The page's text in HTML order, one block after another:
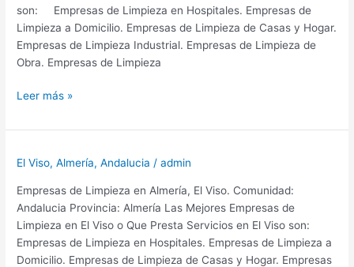
son: Empresas de Limpieza en Hospitales. Empresas de
Limpieza a Domicilio. Empresas de Limpieza de Casas y Hogar.
Empresas de Limpieza Industrial. Empresas de Limpieza de
Obra. Empresas de Limpieza
Empresas
Limpieza
Atochares
Leer más »
El Viso,Almería,Andalucia /admin
Empresas de Limpieza en Almería, El Viso. Comunidad:
Andalucia Provincia: Almería Las Mejores Empresas de
Limpieza en El Viso o Que Presta Servicios en El Viso son:
Empresas de Limpieza en Hospitales. Empresas de Limpieza a
Domicilio. Empresas de Limpieza de Casas y Hogar. Empresas